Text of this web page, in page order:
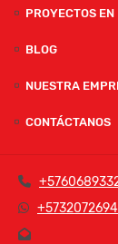
PROYECTOS
BLOG
NUESTRA
CONTÁCTANOS